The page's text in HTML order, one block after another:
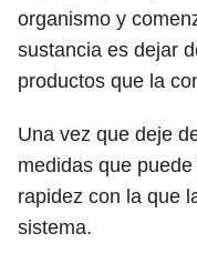
organismo y
sustancia es dejar
productos que la
Una vez que deje
medidas que
rapidez con la que
sistema.